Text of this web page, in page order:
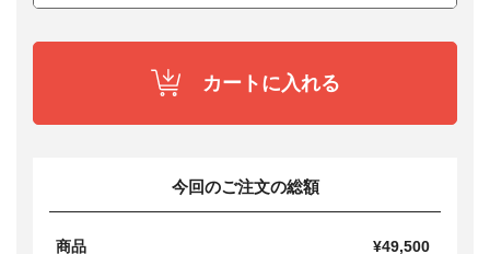
カートに入れる
今回のご注文の総額
商品
¥49,500